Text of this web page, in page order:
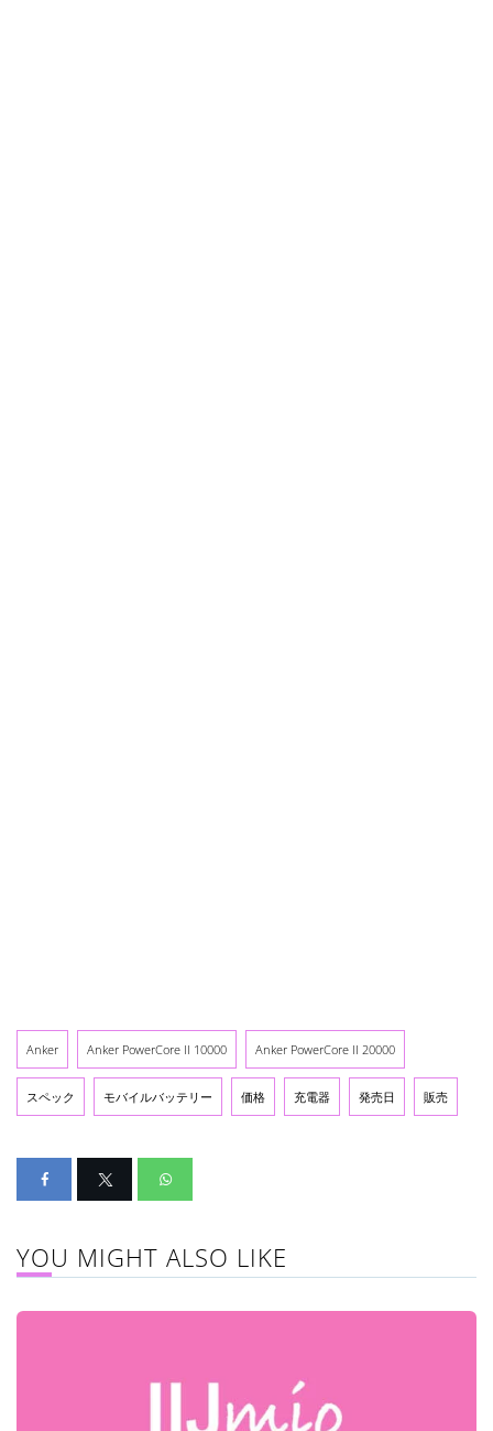
Anker Anker PowerCore II 10000 Anker PowerCore II 20000
スペック モバイルバッテリー 価格 充電器 発売日 販売
YOU MIGHT ALSO LIKE